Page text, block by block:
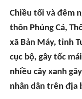
Chiều tối và đêm
thôn Phủng Cá,
xã Bản Máy, tỉnh
cục bộ, gây tốc
nhiều cây xanh
nhân dân trên địa